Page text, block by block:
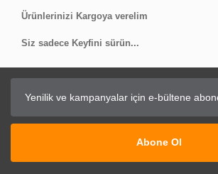
Ürünlerinizi Kargoya verelim
Siz sadece Keyfini sürün...
Abone Ol